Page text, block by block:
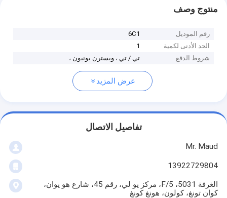
منتوج وصف
رقم الموديل
6C1
الحد الأدنى لكمية
1
شروط الدفع
تي / تي ، ويسترن يونيون ،
عرض المزيد
تفاصيل الاتصال
Mr. Maud
13922729804
الغرفة 5031، 5/F، مركز يو لي، رقم 45، شارع هو يوان،
كوان تونغ، كولون، هونغ كونغ